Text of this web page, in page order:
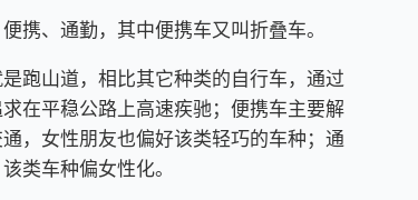
携、通勤，其中便携车又叫折叠车。
跑山道，相比其它种类的自行车，通过
在平稳公路上高速疾驰；便携车主要解
，女性朋友也偏好该类轻巧的车种；通
类车种偏女性化。